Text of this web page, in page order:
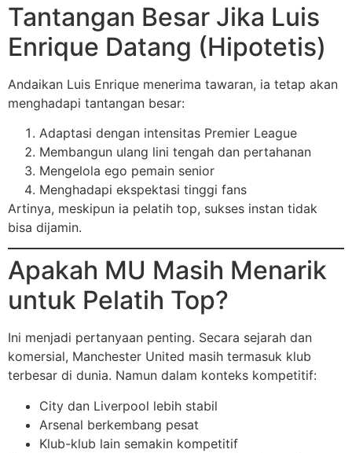
Tantangan Besar Jika Luis
Enrique Datang (Hipotetis)
Andaikan Luis Enrique menerima tawaran, ia tetap akan
menghadapi tantangan besar:
Adaptasi dengan intensitas Premier League
Membangun ulang lini tengah dan pertahanan
Mengelola ego pemain senior
Menghadapi ekspektasi tinggi fans
Artinya, meskipun ia pelatih top, sukses instan tidak
bisa dijamin.
Apakah MU Masih Menarik
untuk Pelatih Top?
Ini menjadi pertanyaan penting. Secara sejarah dan
komersial, Manchester United masih termasuk klub
terbesar di dunia. Namun dalam konteks kompetitif:
City dan Liverpool lebih stabil
Arsenal berkembang pesat
Klub-klub lain semakin kompetitif